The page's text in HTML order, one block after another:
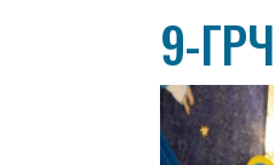
9-ГРЧ